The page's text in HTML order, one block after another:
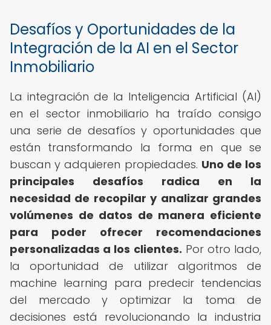
Desafíos y Oportunidades de la
Integración de la AI en el Sector
Inmobiliario
La integración de la Inteligencia Artificial (AI)
en el sector inmobiliario ha traído consigo
una serie de desafíos y oportunidades que
están transformando la forma en que se
buscan y adquieren propiedades. Uno de los
principales desafíos radica en la
necesidad de recopilar y analizar grandes
volúmenes de datos de manera eficiente
para poder ofrecer recomendaciones
personalizadas a los clientes. Por otro lado,
la oportunidad de utilizar algoritmos de
machine learning para predecir tendencias
del mercado y optimizar la toma de
decisiones está revolucionando la industria